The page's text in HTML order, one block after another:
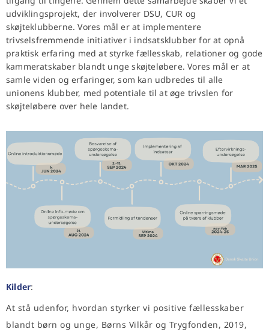
udviklingsprojekt, der involverer DSU, CUR og
skøjteklubberne. Vores mål er at implementere
trivselsfremmende initiativer i indsatsklubber for at opnå
praktisk erfaring med at styrke fællesskab, relationer og gode
kammeratskaber blandt unge skøjteløbere. Vores mål er at
samle viden og erfaringer, som kan udbredes til alle
unionens klubber, med potentiale til at øge trivslen for
skøjteløbere over hele landet.
Kilder:
At stå udenfor, hvordan styrker vi positive fællesskaber
blandt børn og unge, Børns Vilkår og Trygfonden, 2019,